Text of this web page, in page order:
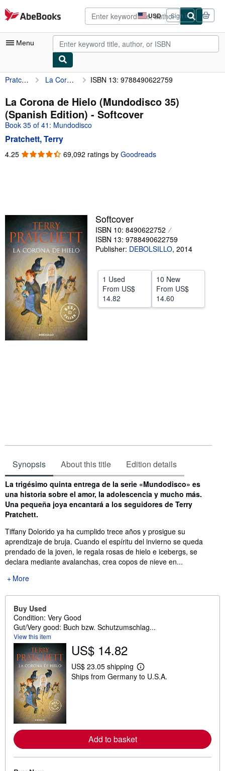
Skip to main content
AbeBooks.com USD
Site
shopping
preferences
Sign in
Menu
My Account
My Purchases
Advanced Search
Browse Collections
Rare Books
Start Selling
Help
Pratchett, Terry La Corona de Hielo (Mundodisco 35) (Spanish Edition) ISBN 13: 9788490622759
La Corona de Hielo (Mundodisco 35)
(Spanish Edition) - Softcover
Book 35 of 41: Mundodisco
Pratchett, Terry
4.25 4.25
69,092 ratings by Goodreads
Softcover
ISBN 10: 8490622752
ISBN 13: 9788490622759
Publisher: DEBOLSILLO, 2014
1 Used
From US$
14.82
10 New
From US$
14.60
Synopsis About this title Edition details
Synopsis
La trigésimo quinta entrega de la serie «Mundodisco» es
una historia sobre el amor, la adolescencia y mucho más.
Una pequeña joya encantará a los seguidores de Terry
Pratchett.
Tiffany Dolorido ya ha cumplido trece años y prosigue su
aprendizaje de bruja. Cuando el espíritu del invierno se queda
prendado de la joven, le regala rosas de hielo e icebergs, se
declara mediante avalanchas, crea copos de nieve en...
More
Buy Used
Condition: Very Good
Gut/Very good: Buch bzw. Schutzumschlag...
View this item
US$ 14.82
US$ 23.05 shipping
L
e
e
Ships from Germany to U.S.A.
Add to basket